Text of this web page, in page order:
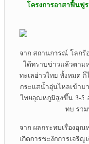
โครงการอาสาฟื้นฟู
จาก สถานการณ์ โลกร้
ได้ทราบข่าวแล้วตาม
ทะเลอ่าวไทย ทั้งหมด
กระแสน้ำอุ่นไหลเข้าม
ไทยอุณหภูมิสูงขึ้น 3-5
ทบ รว
จาก ผลกระทบเรื่องอุ
เกิดการชะงักการเจริ